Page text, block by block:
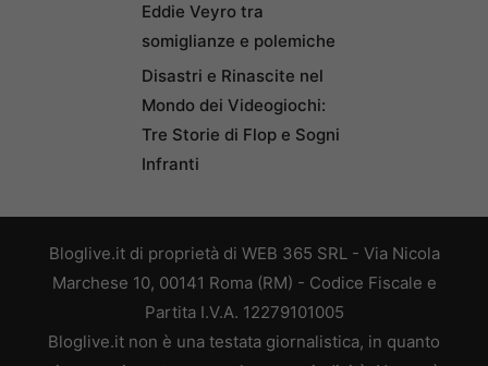
Eddie Veyro tra
somiglianze e polemiche
Disastri e Rinascite nel
Mondo dei Videogiochi:
Tre Storie di Flop e Sogni
Infranti
Bloglive.it di proprietà di WEB 365 SRL - Via Nicola
Marchese 10, 00141 Roma (RM) - Codice Fiscale e
Partita I.V.A. 12279101005
Bloglive.it non è una testata giornalistica, in quanto